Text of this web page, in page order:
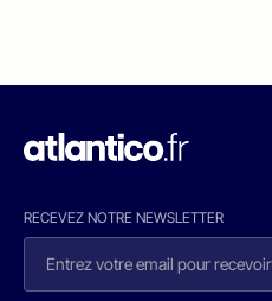
RECEVEZ NOTRE NEWSLETTER